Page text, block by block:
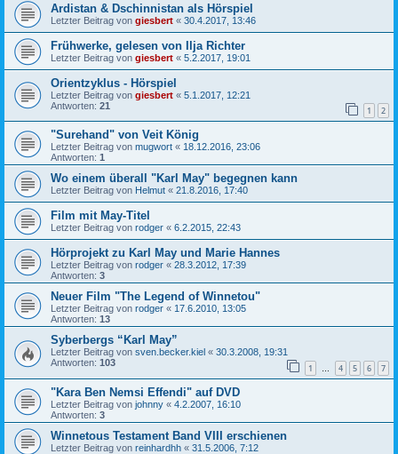
Ardistan & Dschinnistan als Hörspiel
Letzter Beitrag von giesbert « 30.4.2017, 13:46
Frühwerke, gelesen von Ilja Richter
Letzter Beitrag von giesbert « 5.2.2017, 19:01
Orientzyklus - Hörspiel
Letzter Beitrag von giesbert « 5.1.2017, 12:21
Antworten: 21 1 2
"Surehand" von Veit König
Letzter Beitrag von mugwort « 18.12.2016, 23:06
Antworten: 1
Wo einem überall "Karl May" begegnen kann
Letzter Beitrag von Helmut « 21.8.2016, 17:40
Film mit May-Titel
Letzter Beitrag von rodger « 6.2.2015, 22:43
Hörprojekt zu Karl May und Marie Hannes
Letzter Beitrag von rodger « 28.3.2012, 17:39
Antworten: 3
Neuer Film "The Legend of Winnetou"
Letzter Beitrag von rodger « 17.6.2010, 13:05
Antworten: 13
Syberbergs “Karl May”
Letzter Beitrag von sven.becker.kiel « 30.3.2008, 19:31
Antworten: 103 1 … 4 5 6 7
"Kara Ben Nemsi Effendi" auf DVD
Letzter Beitrag von johnny « 4.2.2007, 16:10
Antworten: 3
Winnetous Testament Band VIII erschienen
Letzter Beitrag von reinhardhh « 31.5.2006, 7:12